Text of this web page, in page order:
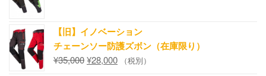
【旧】イノベーション
チェーンソー防護ズボン（在庫限り）
¥35,000¥28,000 （税別）